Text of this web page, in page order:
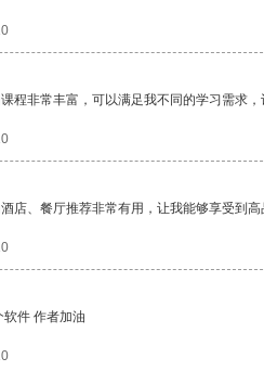
程非常丰富，可以满足我不同的学习需求，
店、餐厅推荐非常有用，让我能够享受到高
软件 作者加油